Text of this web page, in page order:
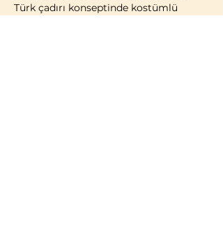
Türk çadırı konseptinde kostümlü